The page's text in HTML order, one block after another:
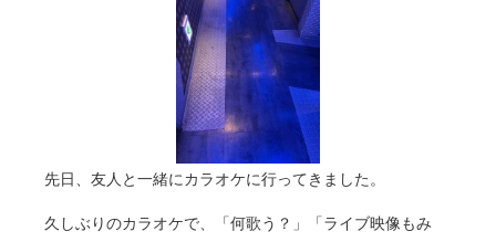
先日、友人と一緒にカラオケに行ってきました。
久しぶりのカラオケで、「何歌う？」「ライブ映像もみ